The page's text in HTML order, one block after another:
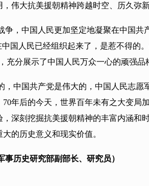
伟大抗美援朝精神跨越时空、历久弥
争，中国人民更加坚定地凝聚在中国
国人民已经组织起来了，是惹不得
充分展示了中国人民万众一心的顽强品
，中国共产党是伟大的，中国人民志
年后的今天，世界百年未有之大变
深刻挖掘抗美援朝精神的丰富内涵
的历史意义和现实价值。
事历史研究部副部长、研究员）